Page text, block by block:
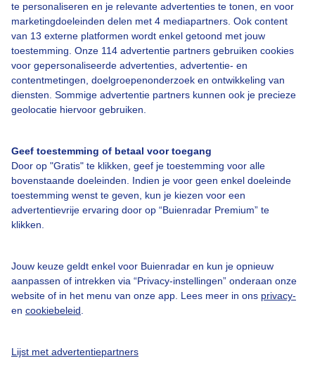
te personaliseren en je relevante advertenties te tonen, en voor
marketingdoeleinden delen met 4 mediapartners. Ook content
van 13 externe platformen wordt enkel getoond met jouw
toestemming. Onze 114 advertentie partners gebruiken cookies
voor gepersonaliseerde advertenties, advertentie- en
contentmetingen, doelgroepenonderzoek en ontwikkeling van
diensten. Sommige advertentie partners kunnen ook je precieze
geolocatie hiervoor gebruiken.
Geef toestemming of betaal voor toegang
Door op "Gratis" te klikken, geef je toestemming voor alle
bovenstaande doeleinden. Indien je voor geen enkel doeleinde
toestemming wenst te geven, kun je kiezen voor een
advertentievrije ervaring door op “Buienradar Premium” te
klikken.
Jouw keuze geldt enkel voor Buienradar en kun je opnieuw
aanpassen of intrekken via “Privacy-instellingen” onderaan onze
website of in het menu van onze app. Lees meer in ons privacy-
en cookiebeleid
Lijst met advertentiepartners
Over Buienradar
Bedrijfsgegevens
Contact
Toegankelijkheid
Gebruikersvoorwaarden
Adverteren
Privacy beleid
Cookie beleid